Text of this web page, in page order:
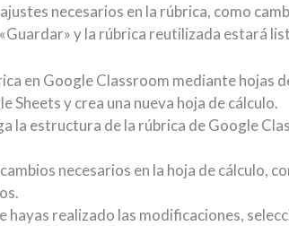
necesarios en la rúbrica, como
«Guardar» y la rúbrica reutilizada estará
en Google Classroom mediante hojas
Sheets y crea una nueva hoja de cálculo.
la estructura de la rúbrica de Google
cambios necesarios en la hoja de
hayas realizado las modificaciones,